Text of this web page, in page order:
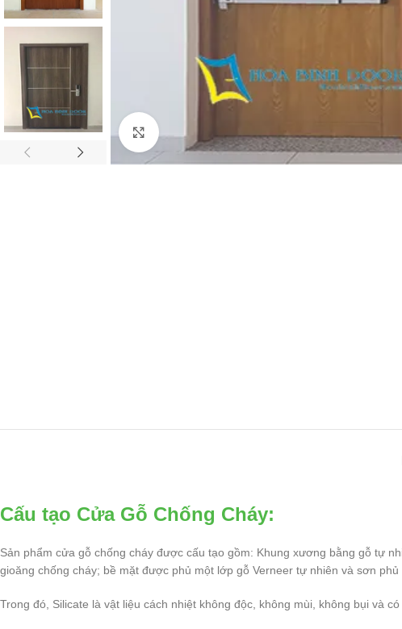
Cấu tạo Cửa Gỗ Chống Cháy:
Sản phẩm cửa gỗ chống cháy được cấu tạo gồm: Khung xương bằng gỗ tự
gioăng chống cháy; bề mặt được phủ một lớp gỗ Verneer tự nhiên và sơn phủ
Trong đó, Silicate là vật liệu cách nhiệt không độc, không mùi, không bụi và